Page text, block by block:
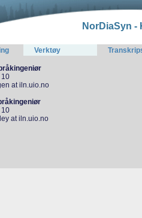
NorDiaSyn -
Verktøy
10
at iln.uio.no
10
at iln.uio.no